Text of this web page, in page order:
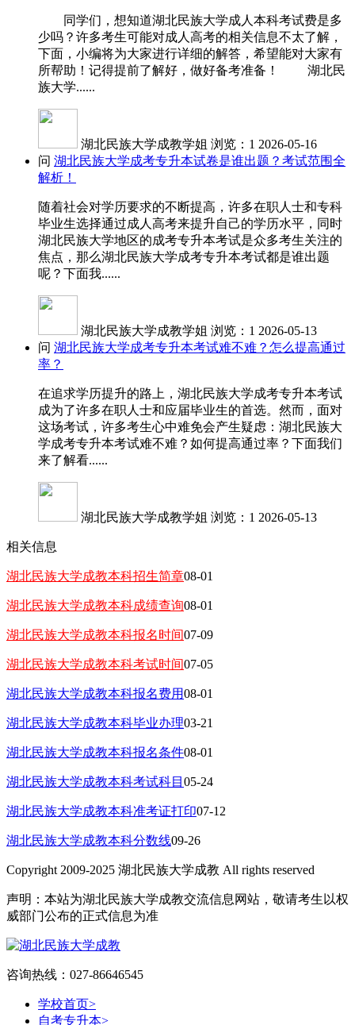
同学们，想知道湖北民族大学成人本科考试费是多
少吗？许多考生可能对成人高考的相关信息不太了解，
下面，小编将为大家进行详细的解答，希望能对大家有
所帮助！记得提前了解好，做好备考准备！ 湖北民
族大学......
湖北民族大学成教学姐 浏览：1 2026-05-16
问 湖北民族大学成考专升本试卷是谁出题？考试范围全
解析！
随着社会对学历要求的不断提高，许多在职人士和专科
毕业生选择通过成人高考来提升自己的学历水平，同时
湖北民族大学地区的成考专升本考试是众多考生关注的
焦点，那么湖北民族大学成考专升本考试都是谁出题
呢？下面我......
湖北民族大学成教学姐 浏览：1 2026-05-13
问 湖北民族大学成考专升本考试难不难？怎么提高通过
率？
在追求学历提升的路上，湖北民族大学成考专升本考试
成为了许多在职人士和应届毕业生的首选。然而，面对
这场考试，许多考生心中难免会产生疑虑：湖北民族大
学成考专升本考试难不难？如何提高通过率？下面我们
来了解看......
湖北民族大学成教学姐 浏览：1 2026-05-13
相关信息
湖北民族大学成教本科招生简章08-01
湖北民族大学成教本科成绩查询08-01
湖北民族大学成教本科报名时间07-09
湖北民族大学成教本科考试时间07-05
湖北民族大学成教本科报名费用08-01
湖北民族大学成教本科毕业办理03-21
湖北民族大学成教本科报名条件08-01
湖北民族大学成教本科考试科目 05-24
湖北民族大学成教本科准考证打印07-12
湖北民族大学成教本科分数线09-26
Copyright 2009-2025 湖北民族大学成教 All rights reserved
声明：本站为湖北民族大学成教交流信息网站，敬请考生以权
威部门公布的正式信息为准
咨询热线：027-86646545
学校首页>
自考专升本>